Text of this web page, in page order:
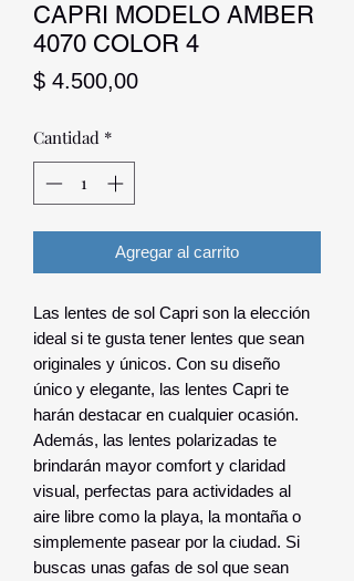
CAPRI MODELO AMBER
4070 COLOR 4
$ 4.500,00Precio
Cantidad *
Agregar al carrito
Las lentes de sol Capri son la elección
ideal si te gusta tener lentes que sean
originales y únicos. Con su diseño
único y elegante, las lentes Capri te
harán destacar en cualquier ocasión.
Además, las lentes polarizadas te
brindarán mayor comfort y claridad
visual, perfectas para actividades al
aire libre como la playa, la montaña o
simplemente pasear por la ciudad. Si
buscas unas gafas de sol que sean